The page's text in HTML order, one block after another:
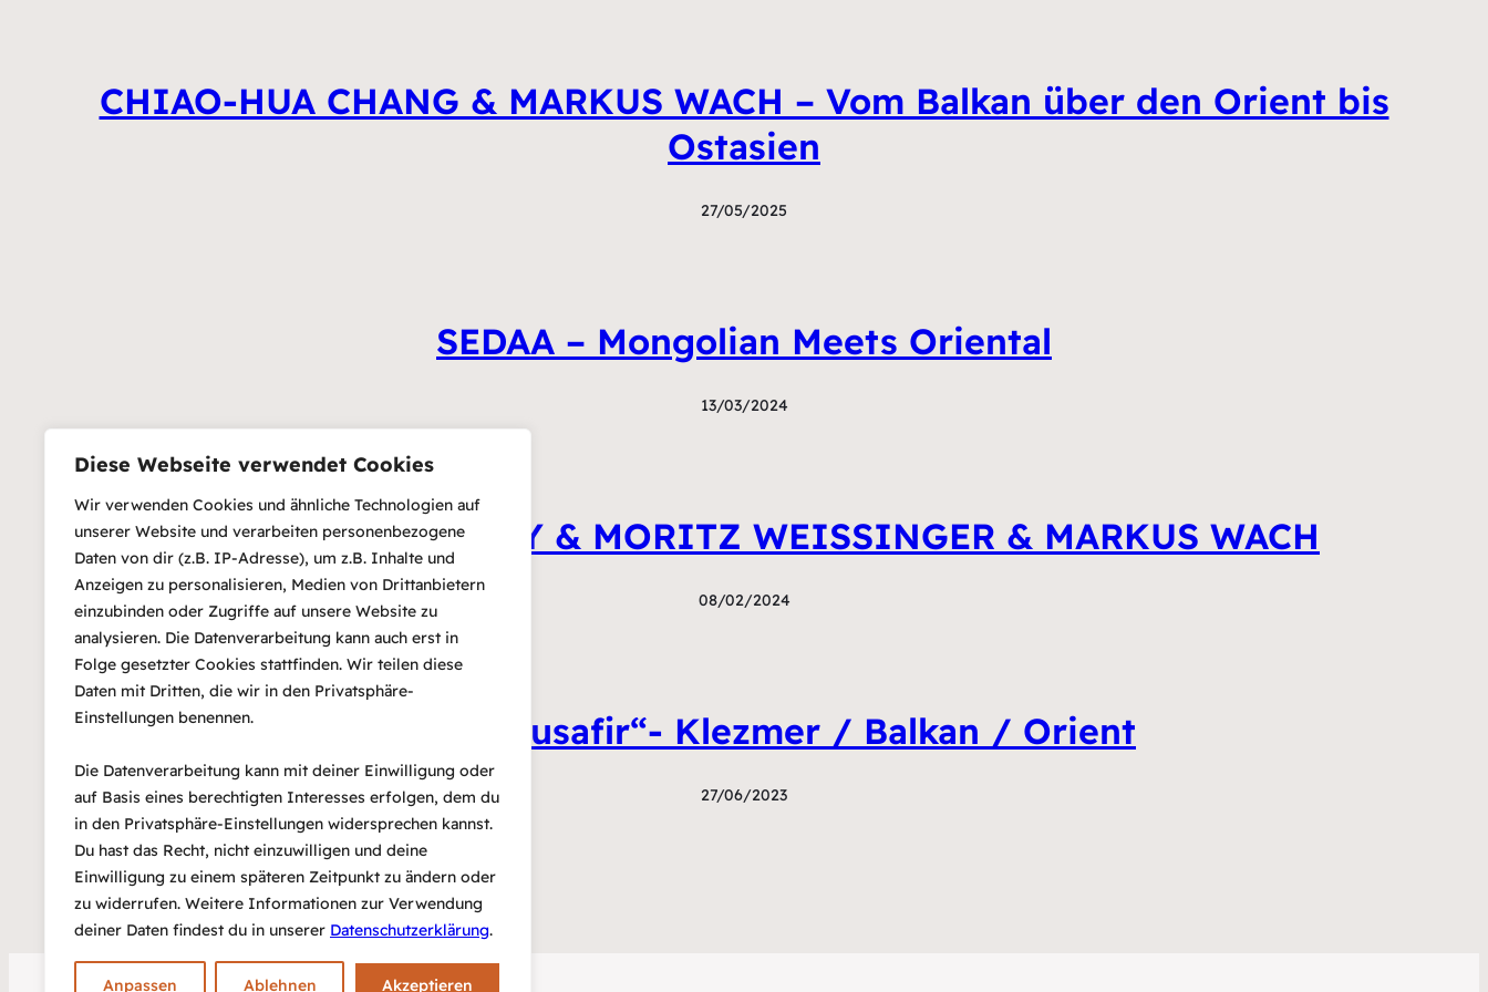
Diese Webseite verwendet Cookies
Wir verwenden Cookies und ähnliche Technologien auf
unserer Website und verarbeiten personenbezogene
Daten von dir (z.B. IP-Adresse), um z.B. Inhalte und
Anzeigen zu personalisieren, Medien von Drittanbietern
einzubinden oder Zugriffe auf unsere Website zu
analysieren. Die Datenverarbeitung kann auch erst in
Folge gesetzter Cookies stattfinden. Wir teilen diese
Daten mit Dritten, die wir in den Privatsphäre-
Einstellungen benennen.
Die Datenverarbeitung kann mit deiner Einwilligung oder
auf Basis eines berechtigten Interesses erfolgen, dem du
in den Privatsphäre-Einstellungen widersprechen kannst.
Du hast das Recht, nicht einzuwilligen und deine
Einwilligung zu einem späteren Zeitpunkt zu ändern oder
zu widerrufen. Weitere Informationen zur Verwendung
deiner Daten findest du in unserer Datenschutzerklärung.
Anpassen Ablehnen Akzeptieren
CHIAO-HUA CHANG & MARKUS WACH – Vom Balkan über den Orient bis
Ostasien
27/05/2025
SEDAA – Mongolian Meets Oriental
13/03/2024
DEBASISH GANGULY & MORITZ WEISSINGER & MARKUS WACH
08/02/2024
HALVA „Musafir“- Klezmer / Balkan / Orient
27/06/2023